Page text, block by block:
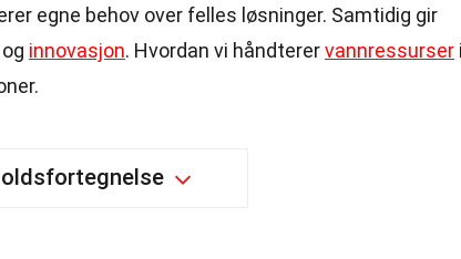
egne behov over felles løsninger. Samtidig gir
innovasjon. Hvordan vi håndterervannressurser